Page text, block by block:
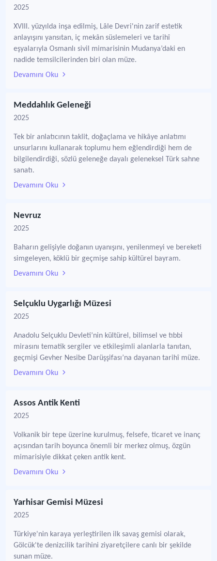
2025
XVIII. yüzyılda inşa edilmiş, Lâle Devri'nin zarif estetik
anlayışını yansıtan, iç mekân süslemeleri ve tarihî
eşyalarıyla Osmanlı sivil mimarisinin Mudanya’daki en
nadide temsilcilerinden biri olan müze.
Devamını Oku
Meddahlık Geleneği
2025
Tek bir anlatıcının taklit, doğaçlama ve hikâye anlatımı
unsurlarını kullanarak toplumu hem eğlendirdiği hem de
bilgilendirdiği, sözlü geleneğe dayalı geleneksel Türk sahne
sanatı.
Devamını Oku
Nevruz
2025
Baharın gelişiyle doğanın uyanışını, yenilenmeyi ve bereketi
simgeleyen, köklü bir geçmişe sahip kültürel bayram.
Devamını Oku
Selçuklu Uygarlığı Müzesi
2025
Anadolu Selçuklu Devleti’nin kültürel, bilimsel ve tıbbi
mirasını tematik sergiler ve etkileşimli alanlarla tanıtan,
geçmişi Gevher Nesibe Darüşşifası’na dayanan tarihî müze.
Devamını Oku
Assos Antik Kenti
2025
Volkanik bir tepe üzerine kurulmuş, felsefe, ticaret ve inanç
açısından tarih boyunca önemli bir merkez olmuş, özgün
mimarisiyle dikkat çeken antik kent.
Devamını Oku
Yarhisar Gemisi Müzesi
2025
Türkiye'nin karaya yerleştirilen ilk savaş gemisi olarak,
Gölcük'te denizcilik tarihini ziyaretçilere canlı bir şekilde
sunan müze.